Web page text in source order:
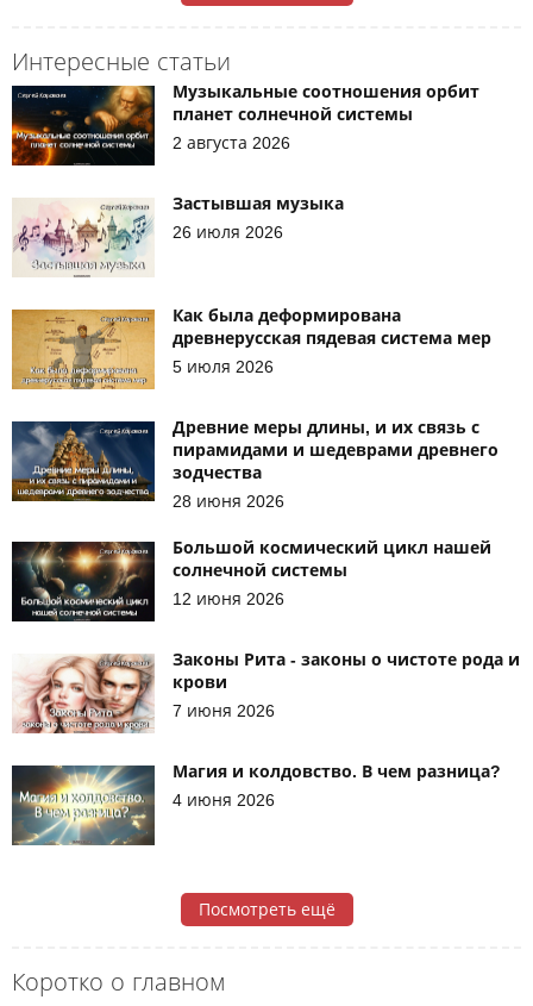
Коротко о главном
Интересные статьи
Музыкальные соотношения орбит
планет солнечной системы
2 августа 2026
Застывшая музыка
26 июля 2026
Как была деформирована
древнерусская пядевая система мер
5 июля 2026
Древние меры длины, и их связь с
пирамидами и шедеврами древнего
зодчества
28 июня 2026
Большой космический цикл нашей
солнечной системы
12 июня 2026
Законы Рита - законы о чистоте рода и
крови
7 июня 2026
Магия и колдовство. В чем разница?
4 июня 2026
Посмотреть ещё